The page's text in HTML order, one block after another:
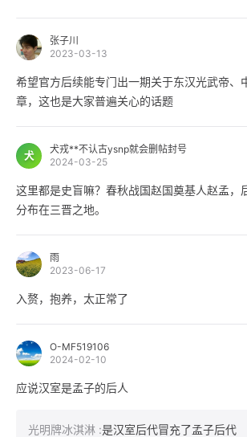
张子川
2023-03-13
希望官方后续能专门出一期关于东汉光武帝、
章，这也是大家普遍关心的话题
犬
犬戎**不认古ysnp就会删帖封号
2024-03-25
这里都是史盲嘛？春秋战国赵国奠基人赵孟，
分布在三晋之地。
雨
2023-06-17
入赘，抱养，太正常了
O-MF519106
2024-02-10
应说汉室是孟子的后人
光明牌冰淇淋 :是汉室后代冒充了孟子后代